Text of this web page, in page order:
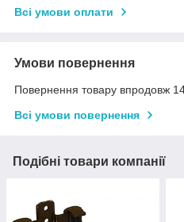
Всі умови оплати
Умови повернення
Повернення товару впродовж
Всі умови повернення
Подібні товари компанії